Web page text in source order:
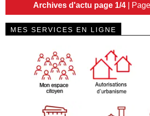
Archives d'actu page 1/4
MES SERVICES EN LIGNE